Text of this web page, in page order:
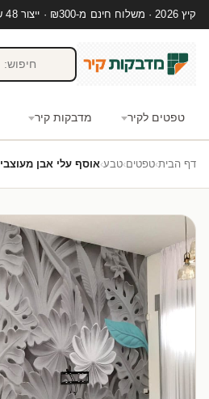
קיץ 2026 · משלוח חינם מ-₪300 · ייצור 48 שעות · 15,000+ לקוחות מרוצים
טפטים לקיר מדבקות קיר
דף הבית›טפטים›טבע›אוסף עלי אבן